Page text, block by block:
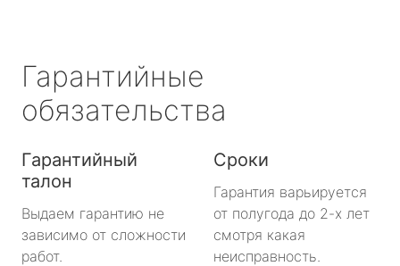
Гарантийные
обязательства
Гарантийный
талон
Выдаем гарантию не
зависимо от сложности
работ.
Сроки
Гарантия варьируется
от полугода до 2-х лет
смотря какая
неисправность.